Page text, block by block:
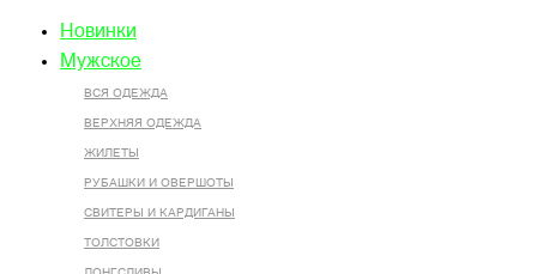
Новинки
Мужское
ВСЯ ОДЕЖДА
ВЕРХНЯЯ ОДЕЖДА
ЖИЛЕТЫ
РУБАШКИ И ОВЕРШОТЫ
СВИТЕРЫ И КАРДИГАНЫ
ТОЛСТОВКИ